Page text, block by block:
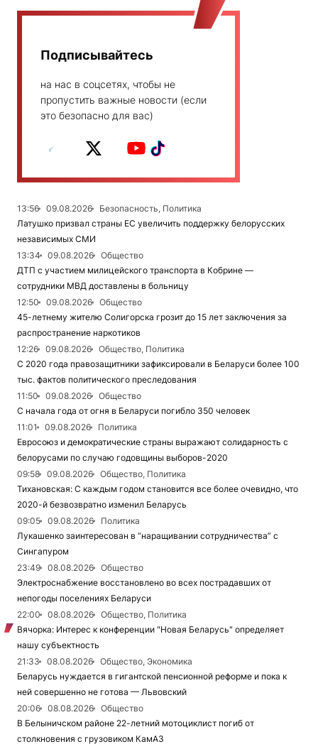
Подписывайтесь
на нас в соцсетях, чтобы не
пропустить важные новости (если
это безопасно для вас)
13:56 09.08.2026
Безопасность, Политика
Латушко призвал страны ЕС увеличить поддержку белорусских
независимых СМИ
13:34
09.08.2026
Общество
ДТП с участием милицейского транспорта в Кобрине —
сотрудники МВД доставлены в больницу
12:50
09.08.2026
Общество
45-летнему жителю Солигорска грозит до 15 лет заключения за
распространение наркотиков
12:26
09.08.2026
Общество, Политика
С 2020 года правозащитники зафиксировали в Беларуси более 100
тыс. фактов политического преследования
11:50
09.08.2026
Общество
С начала года от огня в Беларуси погибло 350 человек
11:01
09.08.2026
Политика
Евросоюз и демократические страны выражают солидарность с
белорусами по случаю годовщины выборов-2020
09:58
09.08.2026
Общество, Политика
Тихановская: С каждым годом становится все более очевидно, что
2020-й безвозвратно изменил Беларусь
09:05
09.08.2026
Политика
Лукашенко заинтересован в “наращивании сотрудничества” с
Сингапуром
23:49
08.08.2026
Общество
Электроснабжение восстановлено во всех пострадавших от
непогоды поселениях Беларуси
22:00
08.08.2026
Общество, Политика
Вячорка: Интерес к конференции "Новая Беларусь" определяет
нашу субъектность
21:33
08.08.2026
Общество, Экономика
Беларусь нуждается в гигантской пенсионной реформе и пока к
ней совершенно не готова — Львовский
20:06
08.08.2026
Общество
В Белыничском районе 22-летний мотоциклист погиб от
столкновения с грузовиком КамАЗ